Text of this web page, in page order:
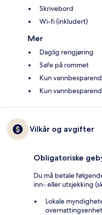
Skrivebord
Wi-fi (inkludert)
Mer
Daglig rengjøring
Safe på rommet
Kun
Kun
Vilkår og avgifter
Obligatoriske
Du må betale
inn- eller utsjekking
Lokale